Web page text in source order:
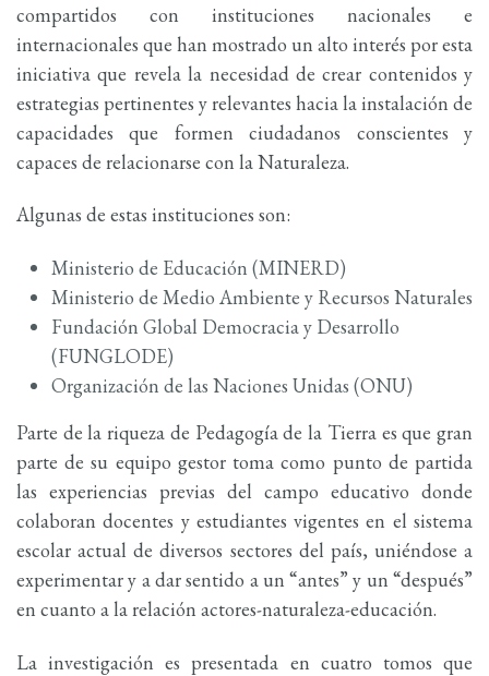
compartidos con instituciones nacionales e
internacionales que han mostrado un alto interés por esta
iniciativa que revela la necesidad de crear contenidos y
estrategias pertinentes y relevantes hacia la instalación de
capacidades que formen ciudadanos conscientes y
capaces de relacionarse con la Naturaleza.
Algunas de estas instituciones son:
Ministerio de Educación (MINERD)
Ministerio de Medio Ambiente y Recursos Naturales
Fundación Global Democracia y Desarrollo
(FUNGLODE)
Organización de las Naciones Unidas (ONU)
Parte de la riqueza de Pedagogía de la Tierra es que gran
parte de su equipo gestor toma como punto de partida
las experiencias previas del campo educativo donde
colaboran docentes y estudiantes vigentes en el sistema
escolar actual de diversos sectores del país, uniéndose a
experimentar y a dar sentido a un “antes” y un “después”
en cuanto a la relación actores-naturaleza-educación.
La investigación es presentada en cuatro tomos que